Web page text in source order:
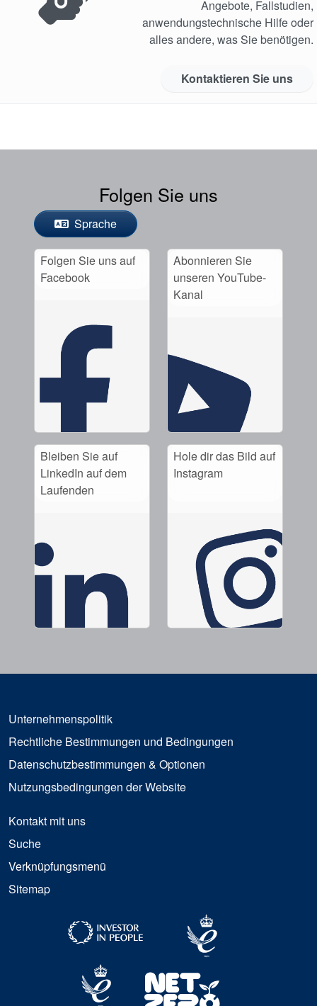
Angebote, Fallstudien,
anwendungstechnische Hilfe oder
alles andere, was Sie benötigen.
Kontaktieren Sie uns
Folgen Sie uns
Sprache
Folgen Sie uns auf
Facebook
Abonnieren Sie
unseren YouTube-
Kanal
Bleiben Sie auf
LinkedIn auf dem
Laufenden
Hole dir das Bild auf
Instagram
Unternehmenspolitik
Rechtliche Bestimmungen und Bedingungen
Datenschutzbestimmungen & Optionen
Nutzungsbedingungen der Website
Kontakt mit uns
Suche
Verknüpfungsmenü
Sitemap